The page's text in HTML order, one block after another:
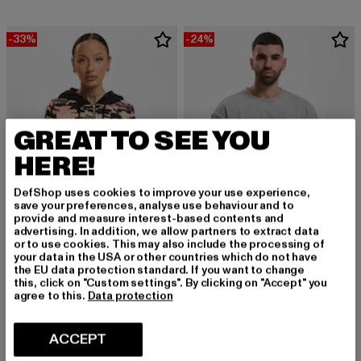
-33%
DANGEROUS DNGRS
Obscure
EUR 30,14
Derzeitiger Preis: EUR 30,14
EUR 44,99Aktionspreis: EUR 44,99
-24%
DANGEROUS DNGRS
Spray Print
Aktionspreis:
GREAT TO SEE YOU
HERE!
DefShop uses cookies to improve your use experience,
save your preferences, analyse use behaviour and to
provide and measure interest-based contents and
advertising. In addition, we allow partners to extract data
or to use cookies. This may also include the processing of
your data in the USA or other countries which do not have
the EU data protection standard. If you want to change
this, click on "Custom settings". By clicking on "Accept" you
agree to this. Data protection
ACCEPT